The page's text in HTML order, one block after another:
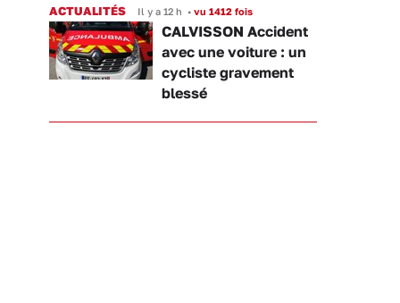
ACTUALITÉS Il y a 12 h • vu 1412 fois
CALVISSON Accident
avec une voiture : un
cycliste gravement
blessé